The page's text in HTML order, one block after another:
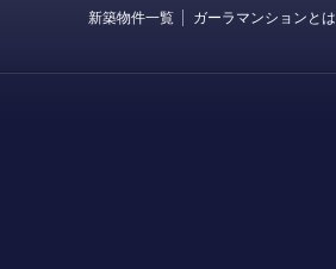
新築物件一覧 ガーラマンションとは